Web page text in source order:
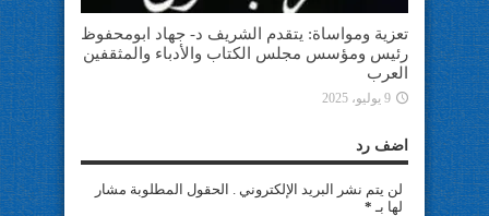
تعزية ومواساة: يتقدم الشريف د- جهاد ابومحفوظ
رئيس ومؤسس مجلس الكتاب والأدباء والمثقفين
العرب
9 يوليو، 2025
اضف رد
لن يتم نشر البريد الإلكتروني . الحقول المطلوبة مشار
لها بـ *